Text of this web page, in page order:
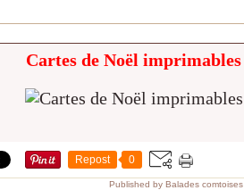
Cartes de Noël imprimables
Repost 0
Published by Balades comtoises